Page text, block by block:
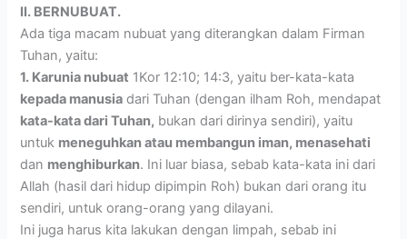
II. BERNUBUAT.
Ada tiga macam nubuat yang diterangkan dalam Firman
Tuhan, yaitu:
1. Karunia nubuat 1Kor 12:10; 14:3, yaitu ber-kata-kata
kepada manusia dari Tuhan (dengan ilham Roh, mendapat
kata-kata dari Tuhan, bukan dari dirinya sendiri), yaitu
untuk meneguhkan atau membangun iman, menasehati
dan menghiburkan. Ini luar biasa, sebab kata-kata ini dari
Allah (hasil dari hidup dipimpin Roh) bukan dari orang itu
sendiri, untuk orang-orang yang dilayani.
Ini juga harus kita lakukan dengan limpah, sebab ini